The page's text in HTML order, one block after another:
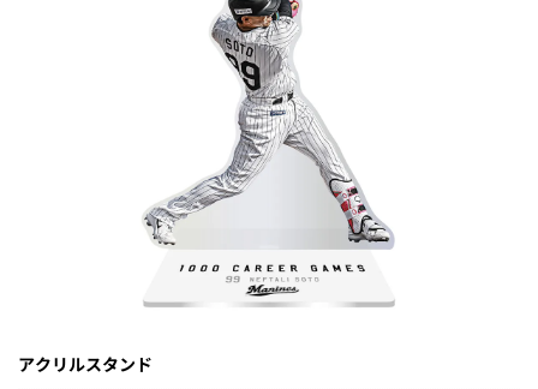
アクリルスタンド